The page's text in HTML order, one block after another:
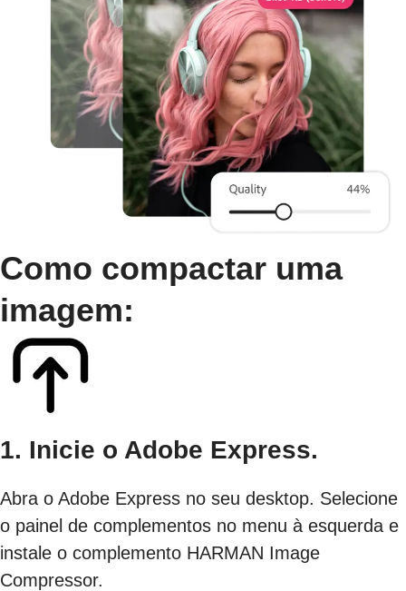
Como compactar uma
imagem:
1. Inicie o Adobe Express.
Abra o Adobe Express no seu desktop. Selecione
o painel de complementos no menu à esquerda e
instale o complemento HARMAN Image
Compressor.